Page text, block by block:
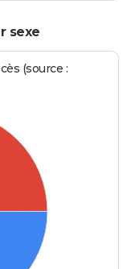
sexe
(source :